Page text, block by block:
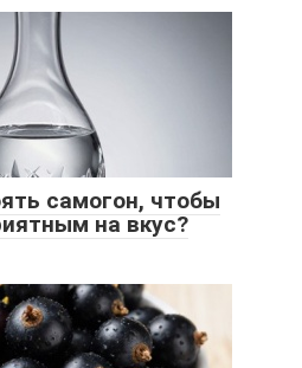
самогон, чтобы
на вкус?